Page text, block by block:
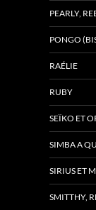
PEARLY,
PONGO
RAÉLIE
RUBY
SEÏKO ET
SIMBA A
SIRIUS ET
SMITTHY,